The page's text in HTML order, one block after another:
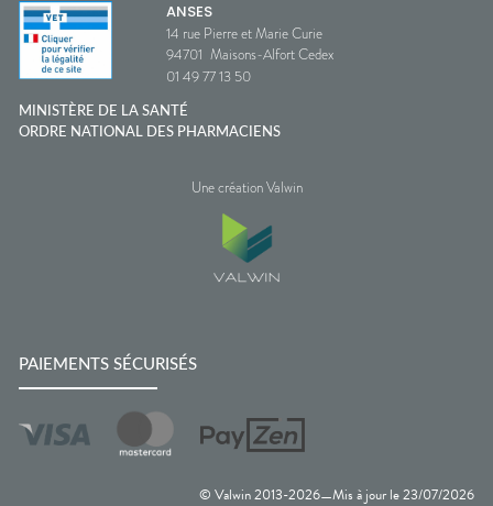
© Valwin 2013-2026—Mis à jour le23/07/2026
ANSES
14 rue Pierre et Marie Curie
94701 Maisons-Alfort Cedex
01 49 77 13 50
MINISTÈRE DE LA SANTÉ
ORDRE NATIONAL DES PHARMACIENS
Une création Valwin
PAIEMENTS SÉCURISÉS